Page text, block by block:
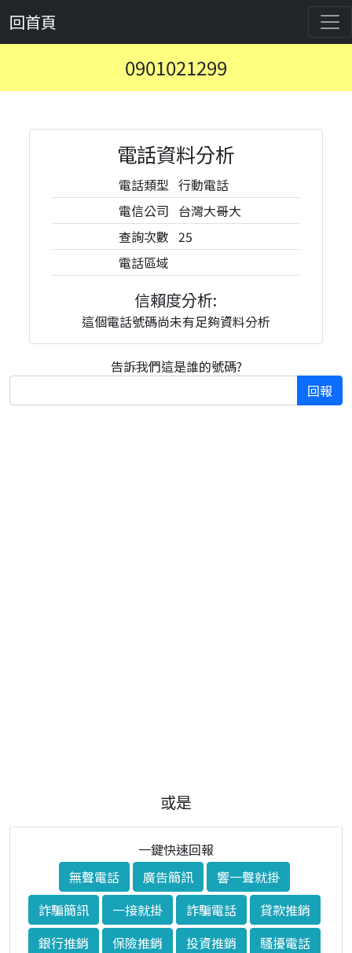
回首頁
0901021299
電話資料分析
電話類型 行動電話
電信公司 台灣大哥大
查詢次數 25
電話區域
信賴度分析:
這個電話號碼尚未有足夠資料分析
告訴我們這是誰的號碼?
回報
或是
一鍵快速回報
無聲電話
廣告簡訊
響一聲就掛
詐騙簡訊
一接就掛 詐騙電話
貸款推銷
銀行推銷
保險推銷 投資推銷
騷擾電話